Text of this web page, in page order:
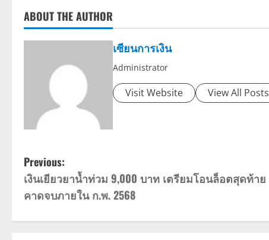
ABOUT THE AUTHOR
เซียนการเงิน
Administrator
Visit Website View All Posts
P
o
s
Previous:
เงินเยียวยาน้ำท่วม 9,000 บาท เตรียมโอนล็อตสุดท้าย
คาดจบภายใน ก.พ. 2568